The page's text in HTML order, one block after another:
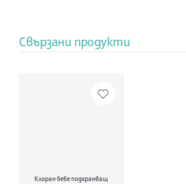
Свързани продукти
Клоран бебе подхранващ